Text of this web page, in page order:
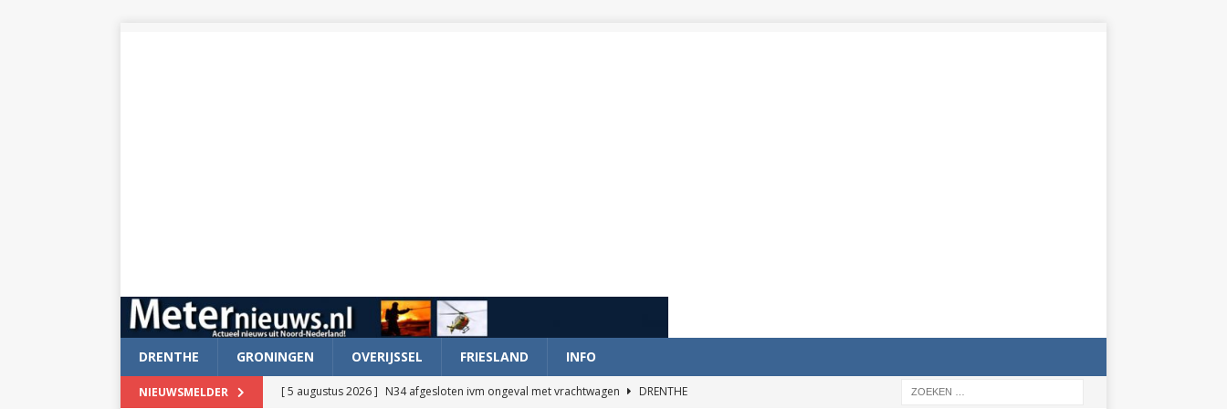
DRENTHE GRONINGEN OVERIJSSEL FRIESLAND INFO
NIEUWSMELDER [ 5 augustus 2026 ] N34 afgesloten ivm ongeval met vrachtwagen
DRENTHE